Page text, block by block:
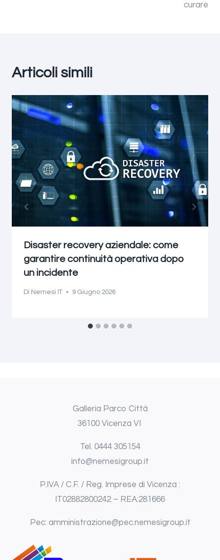
curare
Articoli simili
Disaster recovery aziendale: come
garantire continuità operativa dopo
un incidente
Di Nemesi IT 9 Giugno 2026
Galleria Parco Città
36100 Vicenza VI
Tel. 0444 305154
info@nemesigroup.it
P.IVA / C.F. / Reg. Imprese di Vicenza :
IT02882800242 – REA:281666
Pec: amministrazione@pec.nemesigroup.it